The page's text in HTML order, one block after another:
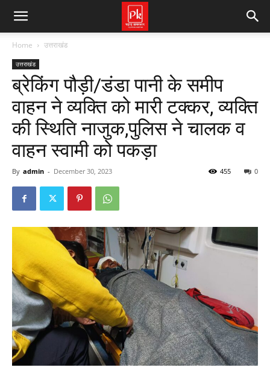
Home उत्तराखंड
उत्तराखंड
ब्रेकिंग पौड़ी/डंडा पानी के समीप
वाहन ने व्यक्ति को मारी टक्कर, व्यक्ति
की स्थिति नाजुक,पुलिस ने चालक व
वाहन स्वामी को पकड़ा
By admin - December 30, 2023 0
455